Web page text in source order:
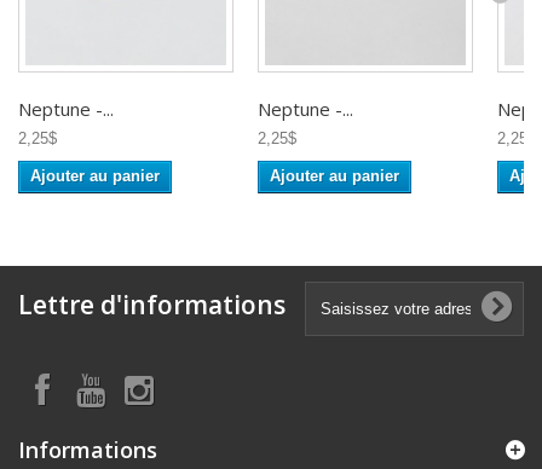
Neptune -...
2,25$
Ajouter au panier
Neptune -...
2,25$
Ajouter au panier
2,25$
Lettre d'informations
Informations